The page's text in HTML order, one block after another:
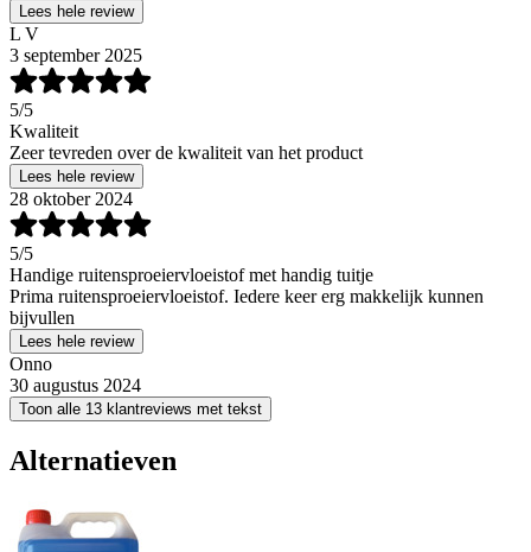
Lees hele review
L V
3 september 2025
5/5
Kwaliteit
Zeer tevreden over de kwaliteit van het product
Lees hele review
28 oktober 2024
5/5
Handige ruitensproeiervloeistof met handig tuitje
Prima ruitensproeiervloeistof. Iedere keer erg makkelijk kunnen
bijvullen
Lees hele review
Onno
30 augustus 2024
Toon alle 13 klantreviews met tekst
Alternatieven